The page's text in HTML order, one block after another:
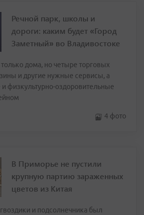
Речной парк, школы и
дороги: каким будет «Город
Заметный» во Владивостоке
дома, но четыре торговых
и другие нужные сервисы, а
физкультурно-оздоровительные
4 фото
В Приморье не пустили
крупную партию зараженных
цветов из Китая
и подсолнечника был